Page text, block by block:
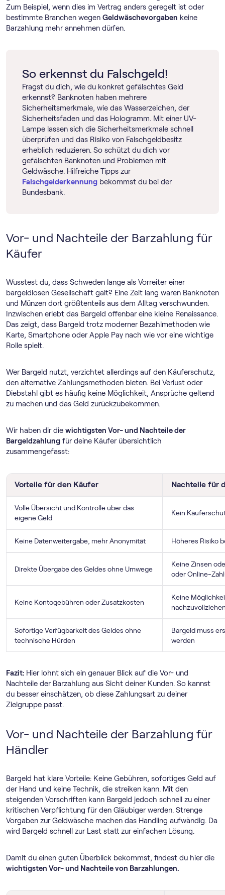
Zum Beispiel, wenn dies im Vertrag anders geregelt ist oder
bestimmte Branchen wegen Geldwäschevorgaben keine
Barzahlung mehr annehmen dürfen.
So erkennst du Falschgeld!
Fragst du dich, wie du konkret gefälschtes Geld
erkennst? Banknoten haben mehrere
Sicherheitsmerkmale, wie das Wasserzeichen, der
Sicherheitsfaden und das Hologramm. Mit einer UV-
Lampe lassen sich die Sicherheitsmerkmale schnell
überprüfen und das Risiko von Falschgeldbesitz
erheblich reduzieren. So schützt du dich vor
gefälschten Banknoten und Problemen mit
Geldwäsche. Hilfreiche Tipps zur
Falschgelderkennung bekommst du bei der
Bundesbank.
Vor- und Nachteile der Barzahlung für
Käufer
Wusstest du, dass Schweden lange als Vorreiter einer
bargeldlosen Gesellschaft galt? Eine Zeit lang waren Banknoten
und Münzen dort größtenteils aus dem Alltag verschwunden.
Inzwischen erlebt das Bargeld offenbar eine kleine Renaissance.
Das zeigt, dass Bargeld trotz moderner Bezahlmethoden wie
Karte, Smartphone oder Apple Pay nach wie vor eine wichtige
Rolle spielt.
Wer Bargeld nutzt, verzichtet allerdings auf den Käuferschutz,
den alternative Zahlungsmethoden bieten. Bei Verlust oder
Diebstahl gibt es häufig keine Möglichkeit, Ansprüche geltend
zu machen und das Geld zurückzubekommen.
Wir haben dir die wichtigsten Vor- und Nachteile der
Bargeldzahlung für deine Käufer übersichtlich
zusammengefasst:
Vorteile für den Käufer Nachteile für
Volle Übersicht und Kontrolle über das
eigene Geld
Kein
Keine Datenweitergabe, mehr Anonymität Höheres Risiko
Direkte Übergabe des Geldes ohne Umwege
Keine Zinsen
oder Online-
Keine Kontogebühren oder Zusatzkosten
Keine
Sofortige Verfügbarkeit des Geldes ohne
technische Hürden
Bargeld muss
werden
Fazit: Hier lohnt sich ein genauer Blick auf die Vor- und
Nachteile der Barzahlung aus Sicht deiner Kunden. So kannst
du besser einschätzen, ob diese Zahlungsart zu deiner
Zielgruppe passt.
Vor- und Nachteile der Barzahlung für
Händler
Bargeld hat klare Vorteile: Keine Gebühren, sofortiges Geld auf
der Hand und keine Technik, die streiken kann. Mit den
steigenden Vorschriften kann Bargeld jedoch schnell zu einer
kritischen Verpflichtung für den Gläubiger werden. Strenge
Vorgaben zur Geldwäsche machen das Handling aufwändig. Da
wird Bargeld schnell zur Last statt zur einfachen Lösung.
Damit du einen guten Überblick bekommst, findest du hier die
wichtigsten Vor- und Nachteile von Barzahlungen.